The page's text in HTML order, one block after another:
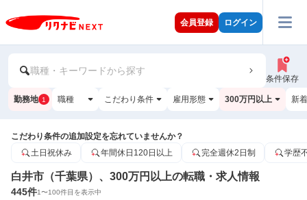
会員登録 ログイン
職種・キーワードから探す
条件保存
勤務地 1 職種 こだわり条件 雇用形態 300万円以上 新
こだわり条件の追加設定を忘れていませんか？
土日祝休み
年間休日120日以上 完全週休2日制 学歴
白井市（千葉県）、300万円以上の転職・求人情報
445件1〜100件目を表示中